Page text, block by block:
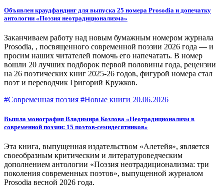
Объявлен краудфандинг для выпуска 25 номера Prosodia и допечатку
антологии «Поэзия неотрадиционализма»
Заканчиваем работу над новым бумажным номером журнала
Prosodia, , посвященного современной поэзии 2026 года — и
просим наших читателей помочь его напечатать. В номер
вошли 20 лучших подборок первой половины года, рецензии
на 26 поэтических книг 2025-26 годов, фигурой номера стал
поэт и переводчик Григорий Кружков.
#Современная поэзия #Новые книги 20.06.2026
Вышла монография Владимира Козлова «Неотрадиционализм в
современной поэзии: 15 поэтов-семидесятников»
Эта книга, выпущенная издательством «Алетейя», является
своеобразным критическим и литературоведческим
дополнением антологии «Поэзия неотрадиционализма: три
поколения современных поэтов», выпущенной журналом
Prosodia весной 2026 года.